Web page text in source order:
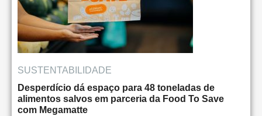
SUSTENTABILIDADE
Desperdício dá espaço para 48 toneladas de
alimentos salvos em parceria da Food To Save
com Megamatte